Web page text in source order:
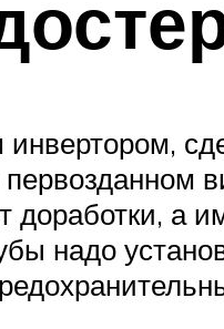
доработки, а
надо